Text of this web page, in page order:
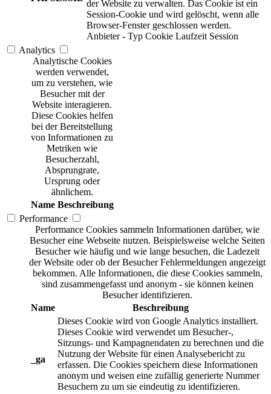
der Website zu verwalten. Das Cookie ist ein
Session-Cookie und wird gelöscht, wenn alle
Browser-Fenster geschlossen werden.
Anbieter - Typ Cookie Laufzeit Session
Analytics
Analytische Cookies
werden verwendet,
um zu verstehen, wie
Besucher mit der
Website interagieren.
Diese Cookies helfen
bei der Bereitstellung
von Informationen zu
Metriken wie
Besucherzahl,
Absprungrate,
Ursprung oder
ähnlichem.
Name Beschreibung
Performance
Performance Cookies sammeln Informationen darüber, wie
Besucher eine Webseite nutzen. Beispielsweise welche Seiten
Besucher wie häufig und wie lange besuchen, die Ladezeit
der Website oder ob der Besucher Fehlermeldungen angezeigt
bekommen. Alle Informationen, die diese Cookies sammeln,
sind zusammengefasst und anonym - sie können keinen
Besucher identifizieren.
Name
Beschreibung
_ga
Dieses Cookie wird von Google Analytics installiert.
Dieses Cookie wird verwendet um Besucher-,
Sitzungs- und Kampagnendaten zu berechnen und die
Nutzung der Website für einen Analysebericht zu
erfassen. Die Cookies speichern diese Informationen
anonym und weisen eine zufällig generierte Nummer
Besuchern zu um sie eindeutig zu identifizieren.